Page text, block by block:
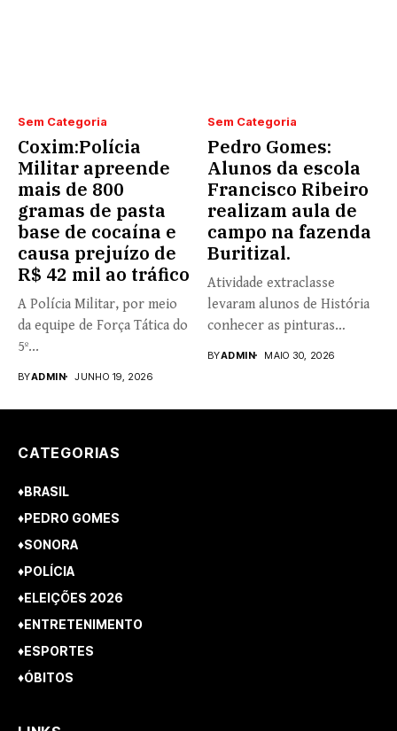
Sem Categoria
Coxim:Polícia
Militar apreende
mais de 800
gramas de pasta
base de cocaína e
causa prejuízo de
R$ 42 mil ao tráfico
A Polícia Militar, por meio
da equipe de Força Tática do
5º...
BYADMIN JUNHO 19, 2026
Sem Categoria
Pedro Gomes:
Alunos da escola
Francisco Ribeiro
realizam aula de
campo na fazenda
Buritizal.
Atividade extraclasse
levaram alunos de História
conhecer as pinturas
BYADMIN MAIO 30, 2026
CATEGORIAS
♦BRASIL
♦PEDRO GOMES
♦SONORA
♦POLÍCIA
♦ELEIÇÕES 2026
♦ENTRETENIMENTO
♦ESPORTES
♦ÓBITOS